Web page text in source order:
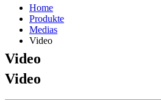
Home
Produkte
Medias
Video
Video
Video